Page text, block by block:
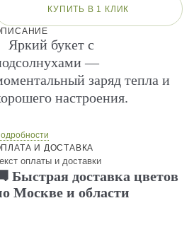
КУПИТЬ В 1 КЛИК
Яркий букет с
—
заряд тепла и
настроения.
И ДОСТАВКА
оплаты и доставки
Быстрая доставка цветов
Москве и области